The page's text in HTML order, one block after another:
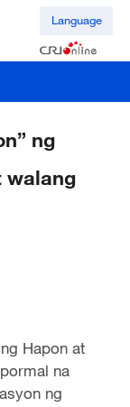
Language
ng
walang
Hapon at
na
ng